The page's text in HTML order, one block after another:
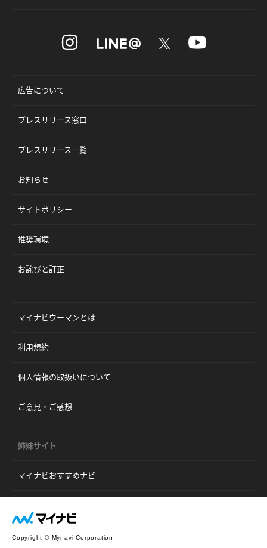
広告について
プレスリリース窓口
プレスリリース一覧
お知らせ
サイトポリシー
推奨環境
お詫びと訂正
マイナビウーマンとは
利用規約
個人情報の取扱いについて
ご意見・ご感想
姉妹サイト
マイナビおすすめナビ
Copyright © Mynavi Corporation